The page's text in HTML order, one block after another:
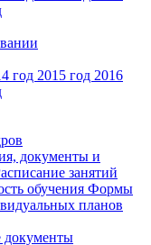
год 2015 год 2016
документы и
занятий
обучения Формы
планов
документы